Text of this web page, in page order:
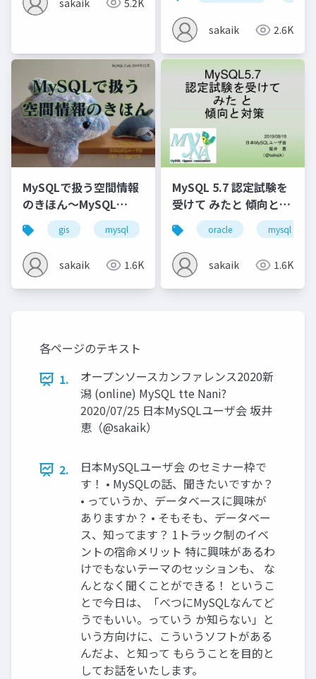
sakaik
2.6K
MySQLで扱う空間情報
のきほん～MySQL
Cafe #6gis mysql myna technology cafe
sakaik 1.6K
MySQL 5.7 認定試験を
受けて みたと 傾向と対
策～MyNA会2019年8月
oracle mysql
sakaik 1.6K
各ページのテキスト
1.
オープンソースカンファレンス2020新
潟 (online) MySQL tte Nani?
2020/07/25 日本MySQLユーザ会 坂井
恵（@sakaik）
2.
日本MySQLユーザ会 のセミナー枠で
す！ • MySQLの話、聞きたいですか？
• っていうか、データベースに興味が
ありますか？ • そもそも、データベー
ス、知ってます？ 1トラック制のイベ
ントの宿命メリット 特に興味があるわ
けでもないテーマのセッションも、 な
んとなく聞くことができる！ というこ
とで今日は、「べつにMySQLなんてど
うでもいい。っていう か知らない」と
いう方向けに、こういうソフトがある
んだよ、と知って もらうことを目的と
してお話をいたします。